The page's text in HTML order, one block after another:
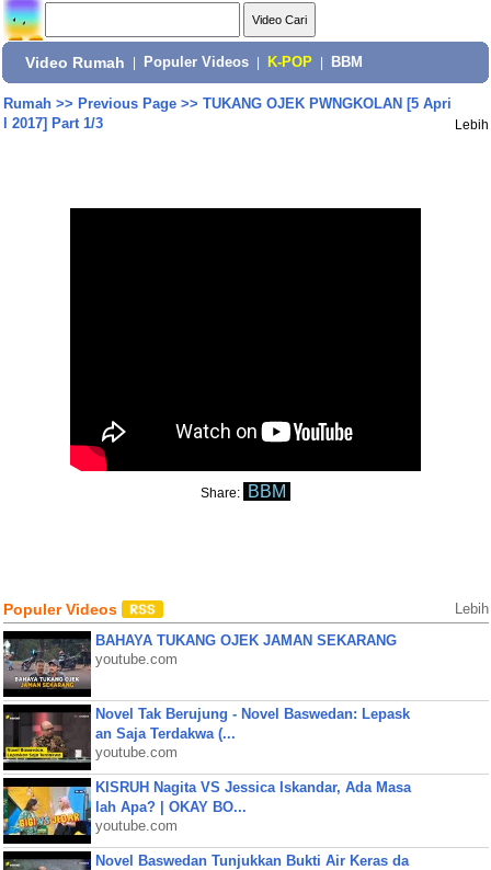
Video Rumah Populer Videos K-POP BBM
Rumah>> Previous Page>> TUKANG OJEK PWNGKOLAN [5 Apri
l 2017] Part 1/3
Lebih
Share: BBM
Populer Videos Lebih
BAHAYA TUKANG OJEK JAMAN SEKARANG
youtube.com
Novel Tak Berujung - Novel Baswedan: Lepask
an Saja Terdakwa (...
youtube.com
KISRUH Nagita VS Jessica Iskandar, Ada Masa
lah Apa? | OKAY BO...
youtube.com
Novel Baswedan Tunjukkan Bukti Air Keras da